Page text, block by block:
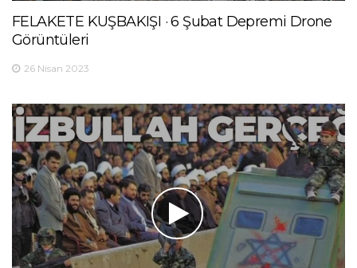
FELAKETE KUŞBAKIŞI · 6 Şubat Depremi Drone
Görüntüleri
26 Nisan 2023